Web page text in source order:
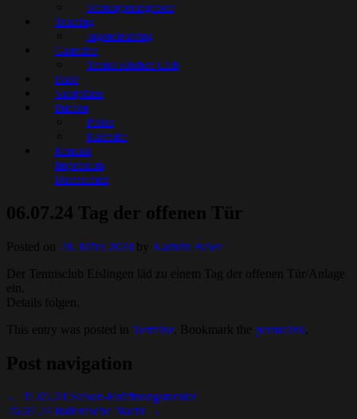
Schnupperangebote
Training
Jugendtraining
Gaststätte
Tennis Kitchen Club
Halle
Sandplätze
Buchen
Preise
Kalender
Kontakt
Impressum
Datenschutz
06.07.24 Tag der offenen Tür
Posted on 28. März 2024 by Kathrin Beier
Der Tennisclub Eislingen läd zu einem Tag der offenen Tür/Anlage
ein.
Details folgen.
This entry was posted in Termine . Bookmark the permalink
Post navigation
← 11.05.24 Saison-Eröffnungsturnier
26.07.24 Italienische Nacht →